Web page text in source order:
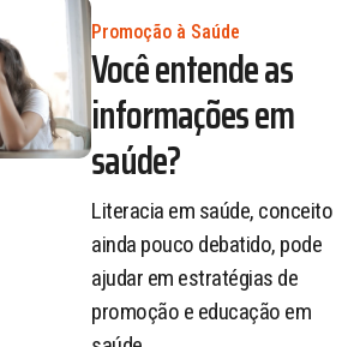
Promoção à Saúde
Você entende as
informações em
saúde?
Literacia em saúde, conceito
ainda pouco debatido, pode
ajudar em estratégias de
promoção e educação em